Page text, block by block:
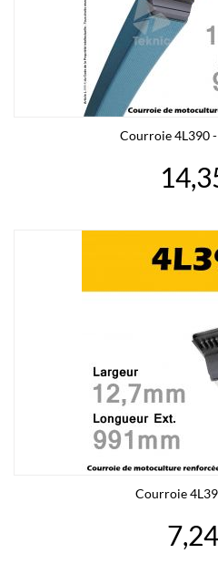
Courroie 4L390
Courroie